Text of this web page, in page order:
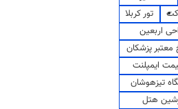
تور کربلا
اربعین
پزشکان
ایمپلنت
تیزهوشان
هتل